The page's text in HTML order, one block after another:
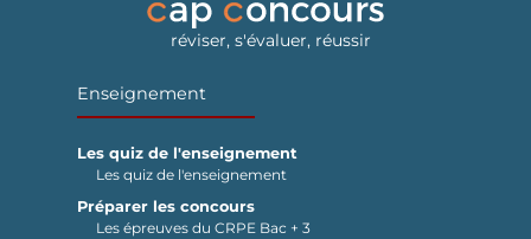
réviser, s'évaluer, réussir
Enseignement
Les quiz de l'enseignement
Les quiz de l'enseignement
Préparer les concours
Les épreuves du CRPE Bac + 3